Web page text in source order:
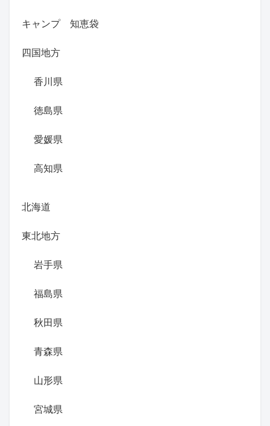
キャンプ 知恵袋
四国地方
香川県
徳島県
愛媛県
高知県
北海道
東北地方
岩手県
福島県
秋田県
青森県
山形県
宮城県